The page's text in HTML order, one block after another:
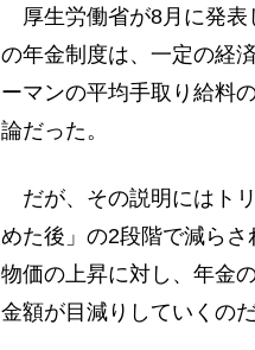
厚生労働省が8月に発表
の年金制度は、一定の経
ーマンの平均手取り給料
論だった。
だが、その説明にはト
めた後」の2段階で減らさ
物価の上昇に対し、年金
金額が目減りしていくのだ